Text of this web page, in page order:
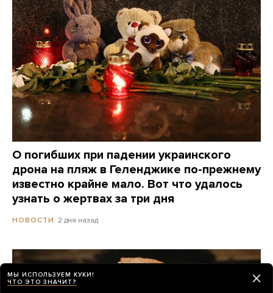
О погибших при падении украинского
дрона на пляж в Геленджике по-прежнему
известно крайне мало. Вот что удалось
узнать о жертвах за три дня
НОВОСТИ 2 дня назад
МЫ ИСПОЛЬЗУЕМ КУКИ!
ЧТО ЭТО ЗНАЧИТ?